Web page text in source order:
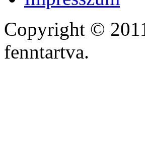
Copyright ©
fenntartva.